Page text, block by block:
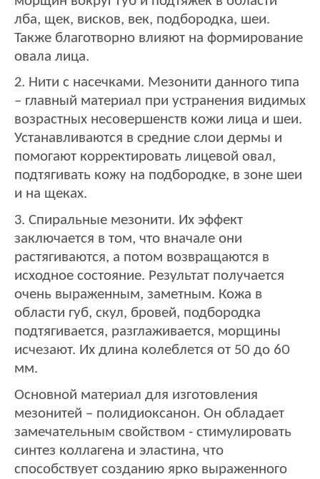
лба, щек, висков, век, подбородка, шеи.
Также благотворно влияют на формирование
овала лица.
2. Нити с насечками. Мезонити данного типа
– главный материал при устранения видимых
возрастных несовершенств кожи лица и шеи.
Устанавливаются в средние слои дермы и
помогают корректировать лицевой овал,
подтягивать кожу на подбородке, в зоне шеи
и на щеках.
3. Спиральные мезонити. Их эффект
заключается в том, что вначале они
растягиваются, а потом возвращаются в
исходное состояние. Результат получается
очень выраженным, заметным. Кожа в
области губ, скул, бровей, подбородка
подтягивается, разглаживается, морщины
исчезают. Их длина колеблется от 50 до 60
мм.
Основной материал для изготовления
мезонитей – полидиоксанон. Он обладает
замечательным свойством - стимулировать
синтез коллагена и эластина, что
способствует созданию ярко выраженного